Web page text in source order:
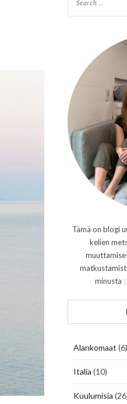
Tämä on blogi
kelien
minusta
Alankomaat (6)
Italia (10)
Kuulumisia